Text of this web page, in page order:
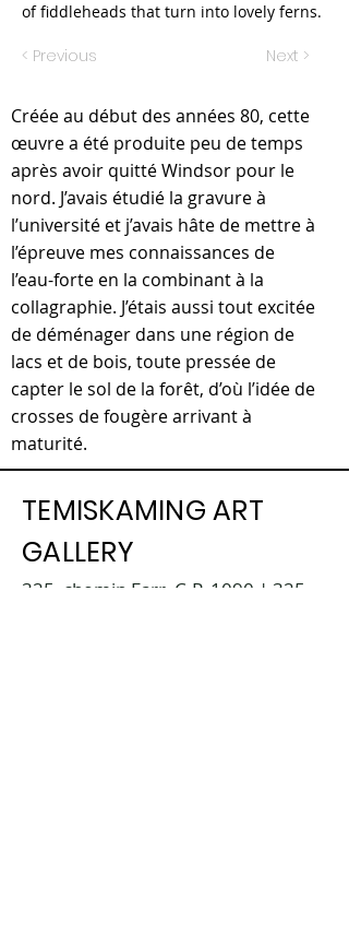
of fiddleheads that turn into lovely ferns.
< Previous Next >
Créée au début des années 80, cette
œuvre a été produite peu de temps
après avoir quitté Windsor pour le
nord. J’avais étudié la gravure à
l’université et j’avais hâte de mettre à
l’épreuve mes connaissances de
l’eau-forte en la combinant à la
collagraphie. J’étais aussi tout excitée
de déménager dans une région de
lacs et de bois, toute pressée de
capter le sol de la forêt, d’où l’idée de
crosses de fougère arrivant à
maturité.
TEMISKAMING ART
GALLERY
325, chemin Farr, C.P. 1090 | 325